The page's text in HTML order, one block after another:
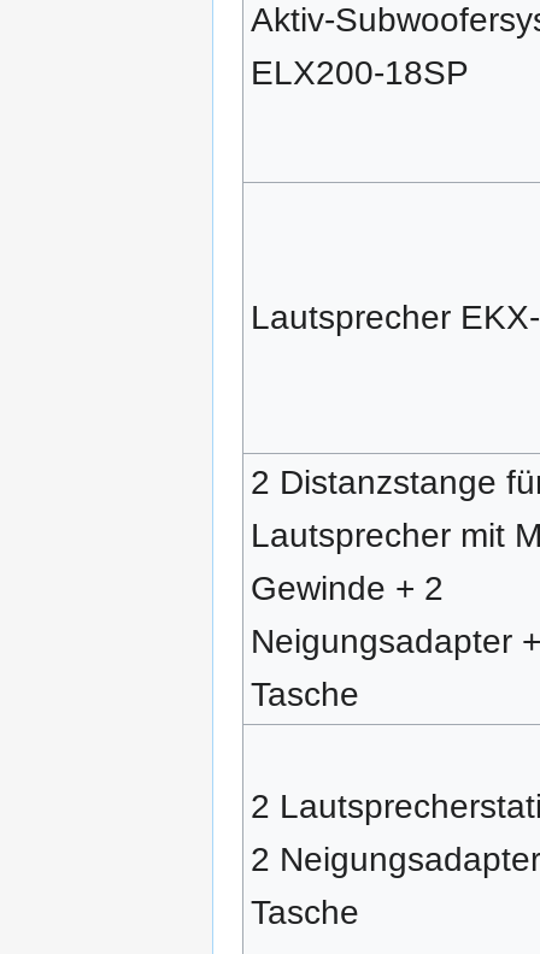
Aktiv-
ELX200-18SP
Lautsprecher
2 Distanzstange
Lautsprecher mit
Gewinde + 2
Neigungsadapter +
Tasche
2
2
Tasche